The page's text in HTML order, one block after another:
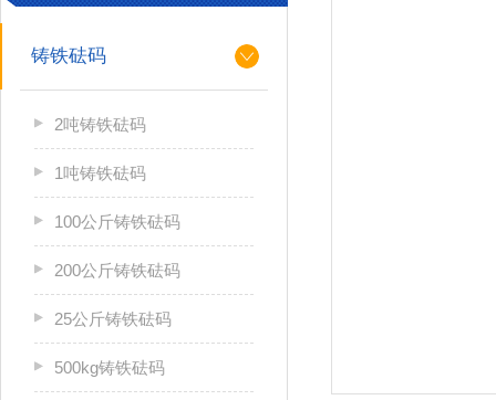
铸铁砝码
2吨铸铁砝码
1吨铸铁砝码
100公斤铸铁砝码
200公斤铸铁砝码
25公斤铸铁砝码
500kg铸铁砝码